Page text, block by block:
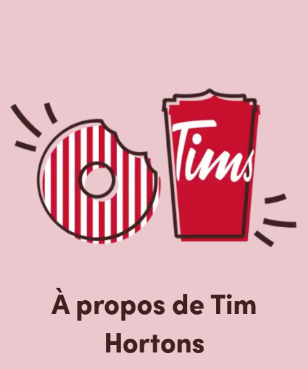
À propos de Tim
Hortons